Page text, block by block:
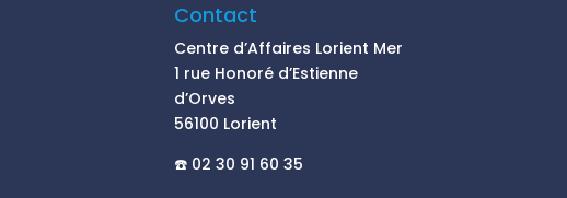
Contact
Centre d’Affaires Lorient Mer
1 rue Honoré d’Estienne
d’Orves
56100 Lorient
☎️ 02 30 91 60 35